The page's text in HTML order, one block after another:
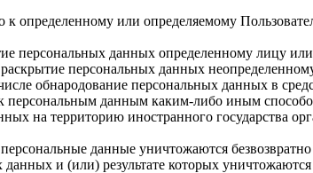
определенному или определяемому
персональных данных определенному лицу
персональных данных
обнародование персональных данных в
персональным данным каким-либо иным
на территорию иностранного государства
данные уничтожаются
и (или) результате которых